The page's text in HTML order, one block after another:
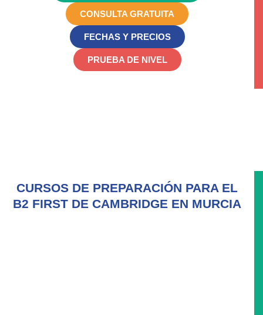
CONSULTA GRATUITA
FECHAS Y PRECIOS
PRUEBA DE NIVEL
CURSOS DE PREPARACIÓN PARA EL
B2 FIRST DE CAMBRIDGE EN MURCIA